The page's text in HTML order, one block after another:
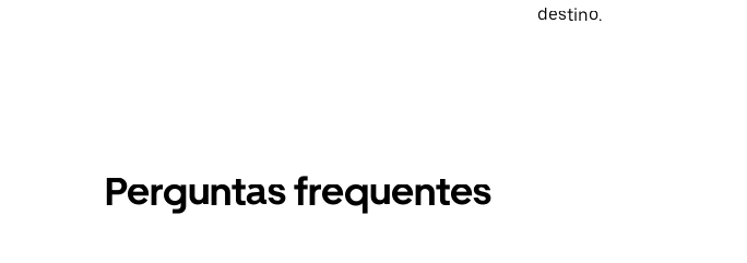
destino.
Perguntas frequentes